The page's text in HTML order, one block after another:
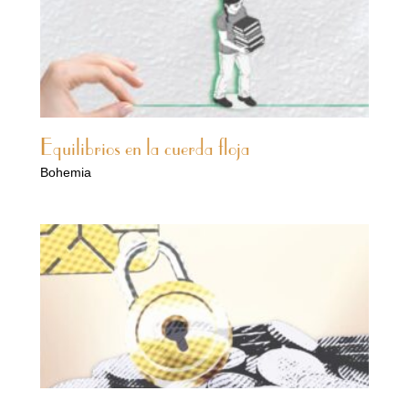
Equilibrios en la cuerda floja
Bohemia